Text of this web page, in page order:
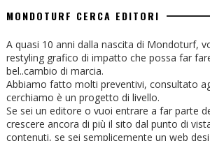
MONDOTURF CERCA EDITORI
A quasi 10 anni dalla nascita di Mondoturf,
restyling grafico di impatto che possa far
bel..cambio di marcia.
Abbiamo fatto molti preventivi, consultato
cerchiamo è un progetto di livello.
Se sei un editore o vuoi entrare a far parte
crescere ancora di più il sito dal punto di
contenuti, se sei semplicemente un web